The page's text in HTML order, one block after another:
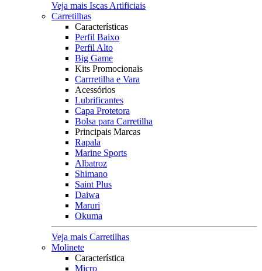
Veja mais Iscas Artificiais
Carretilhas
Características
Perfil Baixo
Perfil Alto
Big Game
Kits Promocionais
Carrretilha e Vara
Acessórios
Lubrificantes
Capa Protetora
Bolsa para Carretilha
Principais Marcas
Rapala
Marine Sports
Albatroz
Shimano
Saint Plus
Daiwa
Maruri
Okuma
Veja mais Carretilhas
Molinete
Característica
Micro